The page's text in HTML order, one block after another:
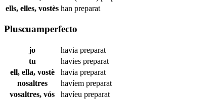
ells, elles, vostès han preparat
Pluscuamperfecto
jo havia preparat
tu
havies preparat
ell, ella, vostè
havia preparat
nosaltres
havíem preparat
vosaltres, vós
havíeu preparat